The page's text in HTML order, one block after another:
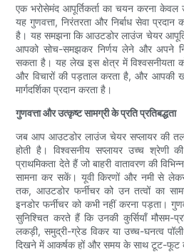
एक भरोसेमंद आपूर्तिकर्ता का चयन करना
यह गुणवत्ता, निरंतरता और निर्बाध सेवा प्रदान
है। यह समझना कि आउटडोर लाउंज चेयर
आपको सोच-समझकर निर्णय लेने और अपने
सकता है। यह लेख इस क्षेत्र में विश्वसनीयता
और विचारों की पड़ताल करता है, और आपकी
मार्गदर्शिका प्रदान करता है।
गुणवत्ता और उत्कृष्ट सामग्री के प्रति प्रतिबद्धता
जब आप आउटडोर लाउंज चेयर सप्लायर की
होती है। विश्वसनीय सप्लायर उच्च श्रेणी
प्राथमिकता देते हैं जो बाहरी वातावरण की
सामना कर सकें। यूवी किरणों और नमी से
तक, आउटडोर फर्नीचर को उन तत्वों का
इनडोर फर्नीचर को कभी नहीं करना पड़ता।
सुनिश्चित करते हैं कि उनकी कुर्सियाँ मौसम-
लकड़ी, समुद्री-ग्रेड विकर या उच्च-घनत्व
दिखने में आकर्षक हों और समय के साथ टूट-फूट